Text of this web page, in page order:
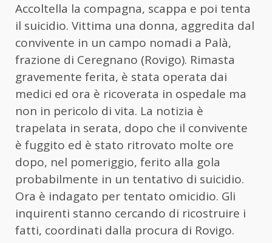
Accoltella la compagna, scappa e poi tenta
il suicidio. Vittima una donna, aggredita dal
convivente in un campo nomadi a Palà,
frazione di Ceregnano (Rovigo). Rimasta
gravemente ferita, è stata operata dai
medici ed ora è ricoverata in ospedale ma
non in pericolo di vita. La notizia è
trapelata in serata, dopo che il convivente
è fuggito ed è stato ritrovato molte ore
dopo, nel pomeriggio, ferito alla gola
probabilmente in un tentativo di suicidio.
Ora è indagato per tentato omicidio. Gli
inquirenti stanno cercando di ricostruire i
fatti, coordinati dalla procura di Rovigo.